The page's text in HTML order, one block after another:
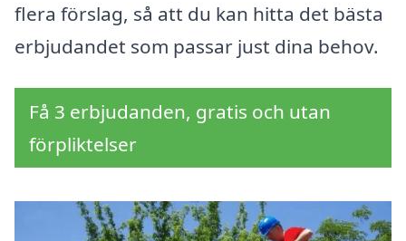
flera förslag, så att du kan hitta det bästa
erbjudandet som passar just dina behov.
Få 3 erbjudanden, gratis och utan
förpliktelser